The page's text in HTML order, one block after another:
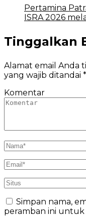
Pertamina
ISRA 2026
Tinggalkan
Alamat email Anda
yang wajib ditandai *
Komentar
Simpan nama,
peramban ini